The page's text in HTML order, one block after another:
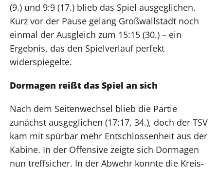
(9.) und 9:9 (17.) blieb das Spiel ausgeglichen.
Kurz vor der Pause gelang Großwallstadt noch
einmal der Ausgleich zum 15:15 (30.) – ein
Ergebnis, das den Spielverlauf perfekt
widerspiegelte.
Dormagen reißt das Spiel an sich
Nach dem Seitenwechsel blieb die Partie
zunächst ausgeglichen (17:17, 34.), doch der TSV
kam mit spürbar mehr Entschlossenheit aus der
Kabine. In der Offensive zeigte sich Dormagen
nun treffsicher. In der Abwehr konnte die Kreis-